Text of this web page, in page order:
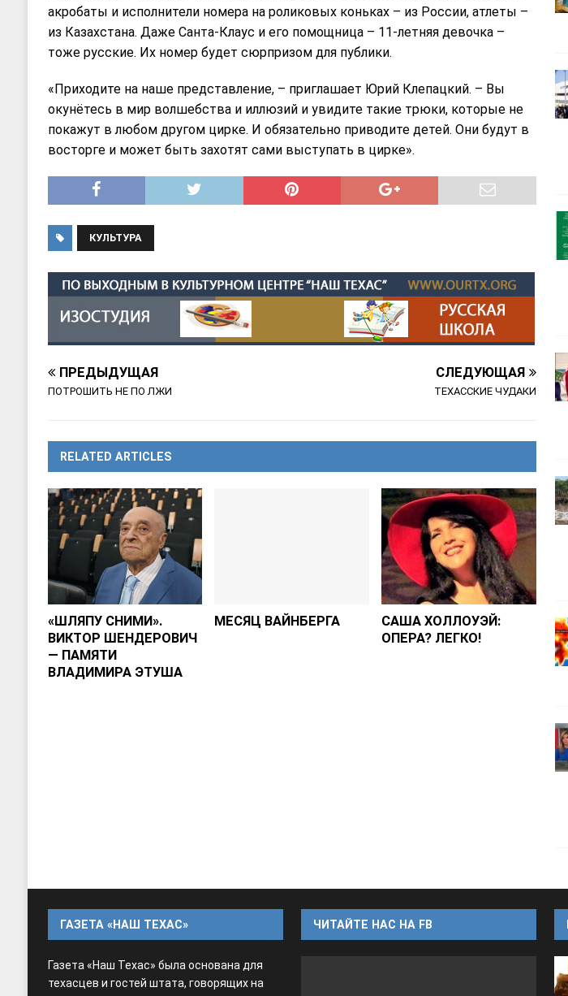
акробаты и исполнители номера на роликовых коньках – из России, атлеты –
из Казахстана. Даже Санта-Клаус и его помощница – 11-летняя девочка –
тоже русские. Их номер будет сюрпризом для публики.
«Приходите на наше представление, – приглашает Юрий Клепацкий. – Вы
окунётесь в мир волшебства и иллюзий и увидите такие трюки, которые не
покажут в любом другом цирке. И обязательно приводите детей. Они будут в
восторге и может быть захотят сами выступать в цирке».
КУЛЬТУРА
ПРЕДЫДУЩАЯ
ПОТРОШИТЬ НЕ ПО ЛЖИ
СЛЕДУЮЩАЯ
ТЕХАССКИЕ ЧУДАКИ
RELATED ARTICLES
«ШЛЯПУ СНИМИ».
ВИКТОР ШЕНДЕРОВИЧ
― ПАМЯТИ
ВЛАДИМИРА ЭТУША
МЕСЯЦ ВАЙНБЕРГА
САША ХОЛЛОУЭЙ:
ОПЕРА? ЛЕГКО!
ГАЗЕТА «НАШ ТЕХАС»
Газета «Наш Техас» была основана для
техасцев и гостей штата, говорящих на
ЧИТАЙТЕ НАС НА FB